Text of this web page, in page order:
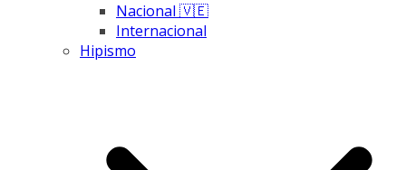
Nacional 🇻🇪
Internacional
Hipismo